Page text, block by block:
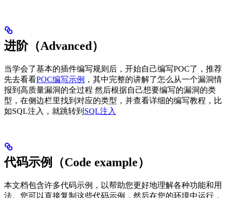
进阶（Advanced）
当学会了基本的插件编写规则后，开始自己编写POC了，推荐
先去看看POC编写示例 ，其中完整的讲解了怎么从一个漏洞情
报到高质量漏洞的全过程 然后根据自己想要编写的漏洞的类
型，在侧边栏里找到对应的类型，并查看详细的编写教程，比
如SQL注入，就跳转到 SQL注入
代码示例（Code example）
本文档包含许多代码示例，以帮助您更好地理解各种功能和用
法。您可以直接复制这些代码示例，然后在您的环境中运行，